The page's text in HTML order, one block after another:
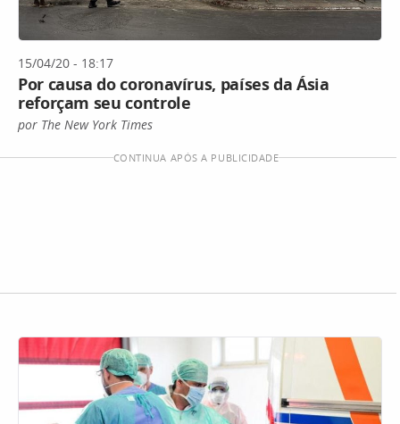
15/04/20 - 18:17
Por causa do coronavírus, países da Ásia
reforçam seu controle
por The New York Times
CONTINUA APÓS A PUBLICIDADE